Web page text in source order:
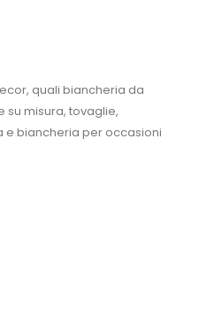
quali biancheria da
misura, tovaglie,
e biancheria per occasioni